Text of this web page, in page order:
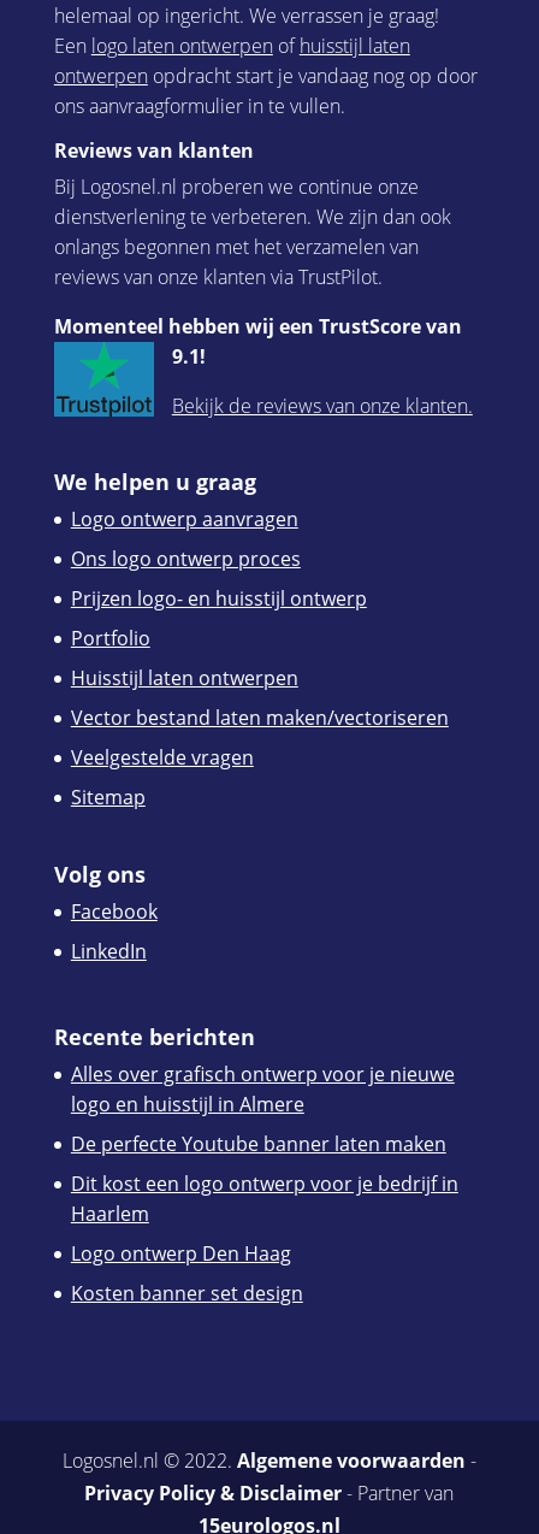
helemaal op ingericht. We verrassen je graag!
Een logo laten ontwerpenofhuisstijl laten
ontwerpenopdracht start je vandaag nog op door
ons aanvraagformulier in te vullen.
Reviews van klanten
Bij Logosnel.nl proberen we continue onze
dienstverlening te verbeteren. We zijn dan ook
onlangs begonnen met het verzamelen van
reviews van onze klanten via TrustPilot.
Momenteel hebben wij een TrustScore van
9.1!
Bekijk de reviews van onze klanten.
We helpen u graag
Logo ontwerp aanvragen
Ons logo ontwerp proces
Prijzen logo- en huisstijl ontwerp
Portfolio
Huisstijl laten ontwerpen
Vector bestand laten maken/vectoriseren
Veelgestelde vragen
Sitemap
Volg ons
Facebook
LinkedIn
Recente berichten
Alles over grafisch ontwerp voor je nieuwe
logo en huisstijl in Almere
De perfecte Youtube banner laten maken
Dit kost een logo ontwerp voor je bedrijf in
Haarlem
Logo ontwerp Den Haag
Kosten banner set design
Logosnel.nl © 2022. Algemene voorwaarden -
Privacy Policy & Disclaimer- Partner van
15eurologos.nl